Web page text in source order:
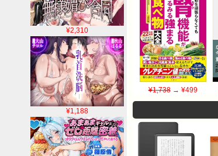
¥2,310
¥1,188
¥1,738→ ¥499